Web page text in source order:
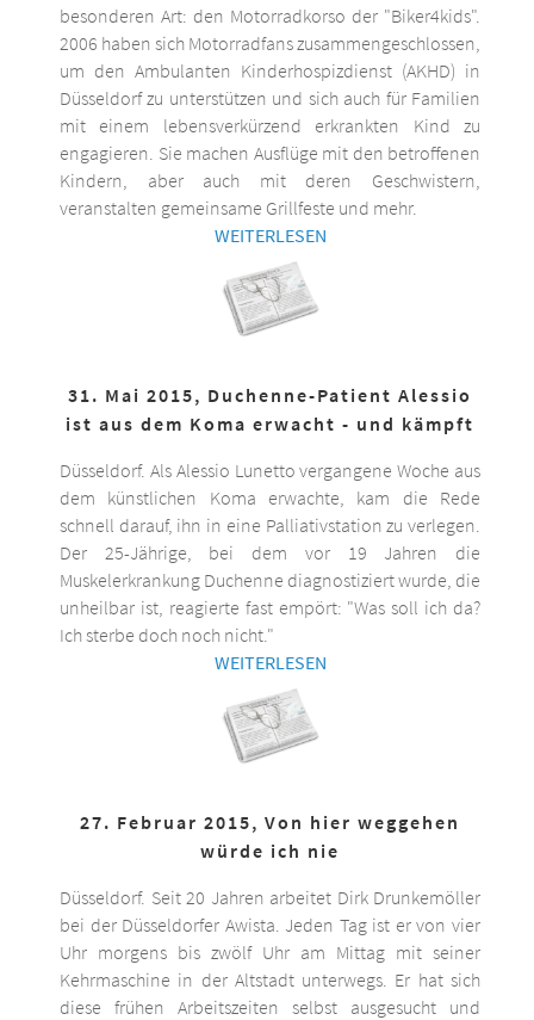
besonderen Art: den Motorradkorso der "Biker4kids".
2006 haben sich Motorradfans zusammengeschlossen,
um den Ambulanten Kinderhospizdienst (AKHD) in
Düsseldorf zu unterstützen und sich auch für Familien
mit einem lebensverkürzend erkrankten Kind zu
engagieren. Sie machen Ausflüge mit den betroffenen
Kindern, aber auch mit deren Geschwistern,
veranstalten gemeinsame Grillfeste und mehr.
WEITERLESEN
31. Mai 2015, Duchenne-Patient Alessio
ist aus dem Koma erwacht - und kämpft
Düsseldorf. Als Alessio Lunetto vergangene Woche aus
dem künstlichen Koma erwachte, kam die Rede
schnell darauf, ihn in eine Palliativstation zu verlegen.
Der 25-Jährige, bei dem vor 19 Jahren die
Muskelerkrankung Duchenne diagnostiziert wurde, die
unheilbar ist, reagierte fast empört: "Was soll ich da?
Ich sterbe doch noch nicht."
WEITERLESEN
27. Februar 2015, Von hier weggehen
würde ich nie
Düsseldorf. Seit 20 Jahren arbeitet Dirk Drunkemöller
bei der Düsseldorfer Awista. Jeden Tag ist er von vier
Uhr morgens bis zwölf Uhr am Mittag mit seiner
Kehrmaschine in der Altstadt unterwegs. Er hat sich
diese frühen Arbeitszeiten selbst ausgesucht und